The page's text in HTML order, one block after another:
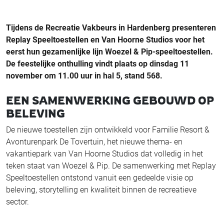
Tijdens de Recreatie Vakbeurs in Hardenberg presenteren
Replay Speeltoestellen en Van Hoorne Studios voor het
eerst hun gezamenlijke lijn Woezel & Pip-speeltoestellen.
De feestelijke onthulling vindt plaats op dinsdag 11
november om 11.00 uur in hal 5, stand 568.
EEN SAMENWERKING GEBOUWD OP
BELEVING
De nieuwe toestellen zijn ontwikkeld voor Familie Resort &
Avonturenpark De Tovertuin, het nieuwe thema- en
vakantiepark van Van Hoorne Studios dat volledig in het
teken staat van Woezel & Pip. De samenwerking met Replay
Speeltoestellen ontstond vanuit een gedeelde visie op
beleving, storytelling en kwaliteit binnen de recreatieve
sector.